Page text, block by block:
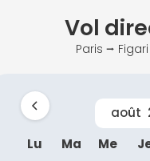
Vol
Paris ⭢
août
Lu
Ma Me